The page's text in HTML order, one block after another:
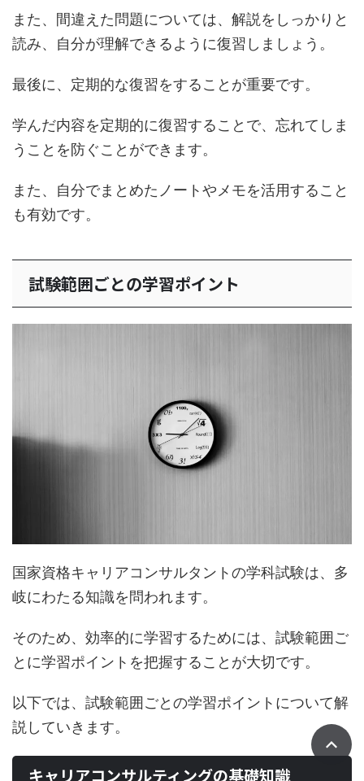
また、間違えた問題については、解説をしっかりと
読み、自分が理解できるように復習しましょう。
最後に、定期的な復習をすることが重要です。
学んだ内容を定期的に復習することで、忘れてしま
うことを防ぐことができます。
また、自分でまとめたノートやメモを活用すること
も有効です。
試験範囲ごとの学習ポイント
国家資格キャリアコンサルタントの学科試験は、多
岐にわたる知識を問われます。
そのため、効率的に学習するためには、試験範囲ご
とに学習ポイントを把握することが大切です。
以下では、試験範囲ごとの学習ポイントについて解
説していきます。
キャリアコンサルティングの基礎知識